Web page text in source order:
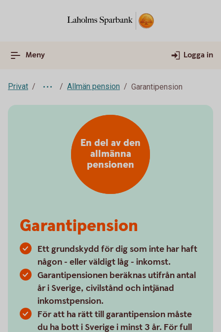
Meny Logga in
Privat Allmän pension Garantipension
Garantipension
Ett grundskydd för dig som inte har haft
någon - eller väldigt låg - inkomst.
Garantipensionen beräknas utifrån antal
år i Sverige, civilstånd och intjänad
inkomstpension.
För att ha rätt till garantipension måste
du ha bott i Sverige i minst 3 år. För full
En del av den
allmänna
pensionen